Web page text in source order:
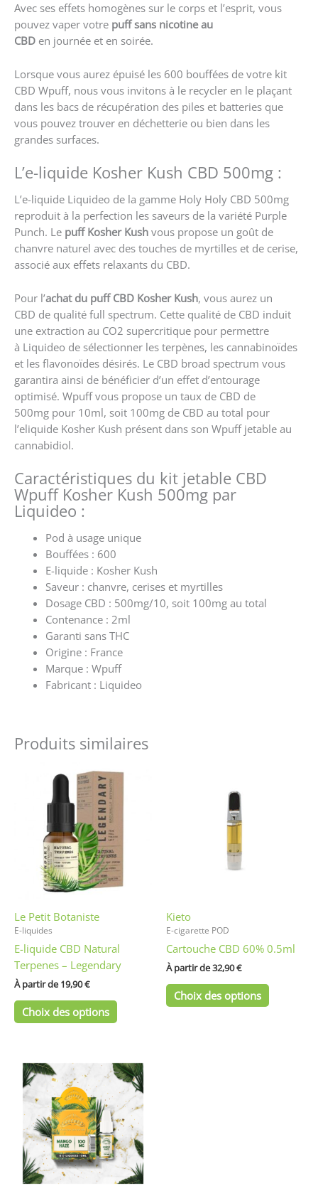
Avec ses effets homogènes sur le corps et l’esprit, vous
pouvez vaper votre puff sans nicotine au
CBD en journée et en soirée.
Lorsque vous aurez épuisé les 600 bouffées de votre kit
CBD Wpuff, nous vous invitons à le recycler en le plaçant
dans les bacs de récupération des piles et batteries que
vous pouvez trouver en déchetterie ou bien dans les
grandes surfaces.
L’e-liquide Kosher Kush CBD 500mg :
L’e-liquide Liquideo de la gamme Holy Holy CBD 500mg
reproduit à la perfection les saveurs de la variété Purple
Punch. Le puff Kosher Kush vous propose un goût de
chanvre naturel avec des touches de myrtilles et de cerise,
associé aux effets relaxants du CBD.
Pour l’achat du puff CBD Kosher Kush, vous aurez un
CBD de qualité full spectrum. Cette qualité de CBD induit
une extraction au CO2 supercritique pour permettre
à Liquideo de sélectionner les terpènes, les cannabinoïdes
et les flavonoïdes désirés. Le CBD broad spectrum vous
garantira ainsi de bénéficier d’un effet d’entourage
optimisé. Wpuff vous propose un taux de CBD de
500mg pour 10ml, soit 100mg de CBD au total pour
l’eliquide Kosher Kush présent dans son Wpuff jetable au
cannabidiol.
Caractéristiques du kit jetable CBD
Wpuff Kosher Kush 500mg par
Liquideo :
Pod à usage unique
Bouffées : 600
E-liquide : Kosher Kush
Saveur : chanvre, cerises et myrtilles
Dosage CBD : 500mg/10, soit 100mg au total
Contenance : 2ml
Garanti sans THC
Origine : France
Marque : Wpuff
Fabricant : Liquideo
Produits similaires
Le Petit Botaniste
E-liquides
E-liquide CBD Natural
Terpenes – Legendary
À partir de 19,90€
Choix des options
Ce
variations.
Les
options
peuvent
la
page
produit
Kieto
E-cigarette POD
Cartouche CBD 60% 0.5ml
À partir de 32,90€
Choix des options
la
du
Ce
produit
a
plusieurs
variations.
Les
options
peuvent